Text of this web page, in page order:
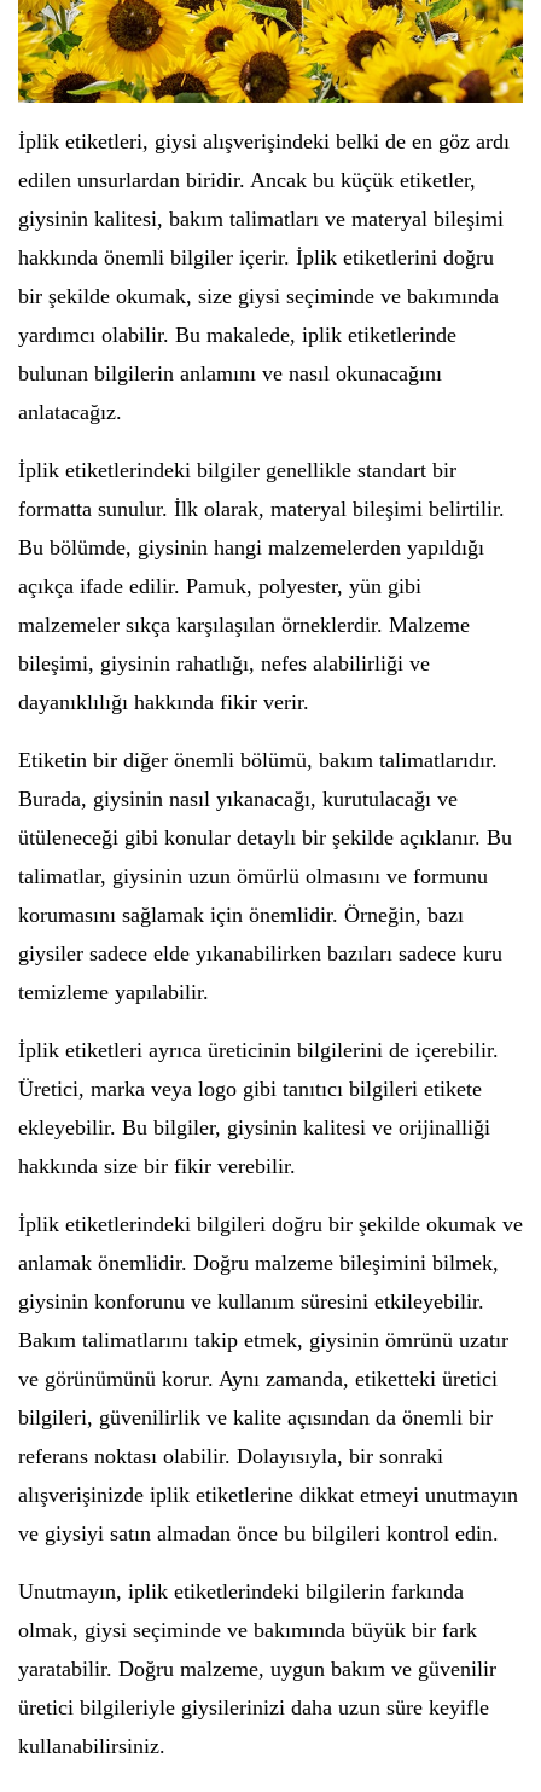
İplik etiketleri, giysi alışverişindeki belki de en göz ardı
edilen unsurlardan biridir. Ancak bu küçük etiketler,
giysinin kalitesi, bakım talimatları ve materyal bileşimi
hakkında önemli bilgiler içerir. İplik etiketlerini doğru
bir şekilde okumak, size giysi seçiminde ve bakımında
yardımcı olabilir. Bu makalede, iplik etiketlerinde
bulunan bilgilerin anlamını ve nasıl okunacağını
anlatacağız.
İplik etiketlerindeki bilgiler genellikle standart bir
formatta sunulur. İlk olarak, materyal bileşimi belirtilir.
Bu bölümde, giysinin hangi malzemelerden yapıldığı
açıkça ifade edilir. Pamuk, polyester, yün gibi
malzemeler sıkça karşılaşılan örneklerdir. Malzeme
bileşimi, giysinin rahatlığı, nefes alabilirliği ve
dayanıklılığı hakkında fikir verir.
Etiketin bir diğer önemli bölümü, bakım talimatlarıdır.
Burada, giysinin nasıl yıkanacağı, kurutulacağı ve
ütüleneceği gibi konular detaylı bir şekilde açıklanır. Bu
talimatlar, giysinin uzun ömürlü olmasını ve formunu
korumasını sağlamak için önemlidir. Örneğin, bazı
giysiler sadece elde yıkanabilirken bazıları sadece kuru
temizleme yapılabilir.
İplik etiketleri ayrıca üreticinin bilgilerini de içerebilir.
Üretici, marka veya logo gibi tanıtıcı bilgileri etikete
ekleyebilir. Bu bilgiler, giysinin kalitesi ve orijinalliği
hakkında size bir fikir verebilir.
İplik etiketlerindeki bilgileri doğru bir şekilde okumak ve
anlamak önemlidir. Doğru malzeme bileşimini bilmek,
giysinin konforunu ve kullanım süresini etkileyebilir.
Bakım talimatlarını takip etmek, giysinin ömrünü uzatır
ve görünümünü korur. Aynı zamanda, etiketteki üretici
bilgileri, güvenilirlik ve kalite açısından da önemli bir
referans noktası olabilir. Dolayısıyla, bir sonraki
alışverişinizde iplik etiketlerine dikkat etmeyi unutmayın
ve giysiyi satın almadan önce bu bilgileri kontrol edin.
Unutmayın, iplik etiketlerindeki bilgilerin farkında
olmak, giysi seçiminde ve bakımında büyük bir fark
yaratabilir. Doğru malzeme, uygun bakım ve güvenilir
üretici bilgileriyle giysilerinizi daha uzun süre keyifle
kullanabilirsiniz.